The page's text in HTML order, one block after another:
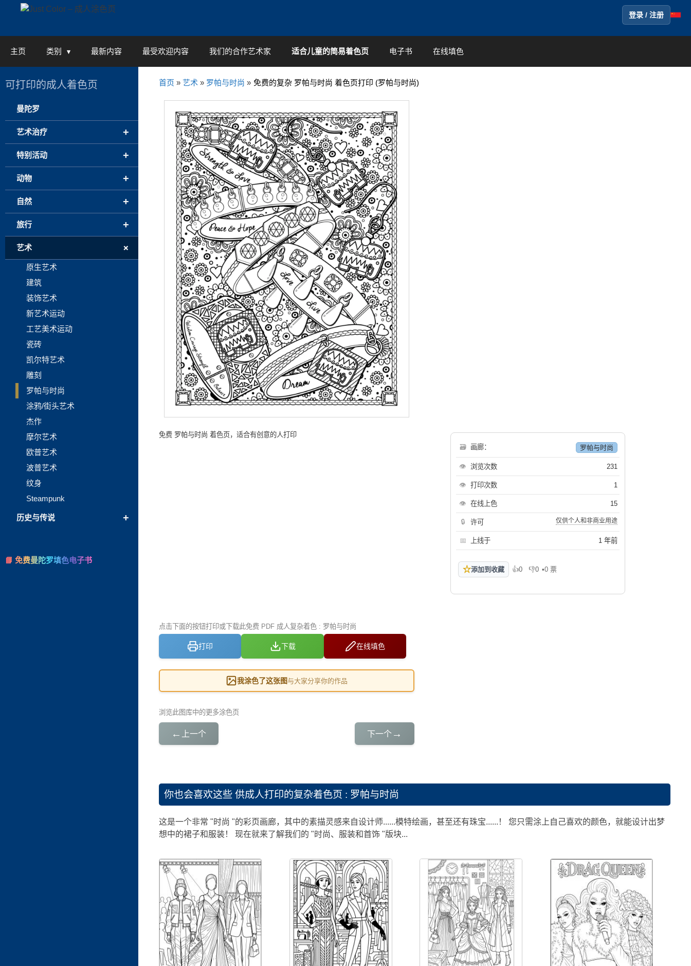
登录 / 注册
主页 类别 最新内容 最受欢迎内容 我们的合作艺术家 适合儿童的简易着色页 电子书 在线填色
首页 » 艺术» 罗帕与时尚 » 免费的复杂 罗帕与时尚 着色页打印 (罗帕与时尚)
免费 罗帕与时尚 着色页，适合有创意的人打印
点击下面的按钮打印或下载此免费 PDF 成人复杂着色 : 罗帕与时尚
打印 下载 在线填色
我涂色了这张图与大家分享你的作品
浏览此图库中的更多涂色页
← 上一个 下一个 →
🗃 画廊： 罗帕与时尚
👁 浏览次数 231
👁 打印次数 1
👁 在线上色 15
🔒 许可 仅供个人和非商业用途
📅 上线于 1 年前
☆添加到收藏 👍0
喜欢 👎0
不喜欢
•0 票
你也会喜欢这些 供成人打印的复杂着色页 : 罗帕与时尚
这是一个非常 "时尚 "的彩页画廊，其中的素描灵感来自设计师......模特绘画，甚至还有珠宝......！ 您只需涂上自己喜欢的颜色，就能设计出梦
想中的裙子和服装！ 现在就来了解我们的 "时尚、服装和首饰 "版块...
可打印的成人着色页
曼陀罗
+
艺术治疗
+
特别活动
+
动物
+
自然
+
旅行
+
艺术
原生艺术
建筑
装饰艺术
新艺术运动
工艺美术运动
瓷砖
凯尔特艺术
雕刻
罗帕与时尚
涂鸦/街头艺术
杰作
摩尔艺术
欧普艺术
波普艺术
纹身
Steampunk
+
历史与传说
📘 免费曼陀罗填色电子书